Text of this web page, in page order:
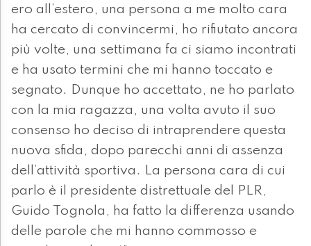
ero all’estero, una persona a me molto cara
ha cercato di convincermi, ho rifiutato ancora
più volte, una settimana fa ci siamo incontrati
e ha usato termini che mi hanno toccato e
segnato. Dunque ho accettato, ne ho parlato
con la mia ragazza, una volta avuto il suo
consenso ho deciso di intraprendere questa
nuova sfida, dopo parecchi anni di assenza
dell’attività sportiva. La persona cara di cui
parlo è il presidente distrettuale del PLR,
Guido Tognola, ha fatto la differenza usando
delle parole che mi hanno commosso e